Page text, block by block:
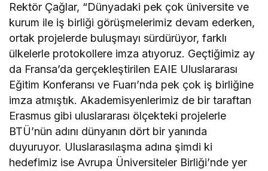
Rektör Çağlar, “Dünyadaki pek çok üniversite ve
kurum ile iş birliği görüşmelerimiz devam ederken,
ortak projelerde buluşmayı sürdürüyor, farklı
ülkelerle protokollere imza atıyoruz. Geçtiğimiz ay
da Fransa’da gerçekleştirilen EAIE Uluslararası
Eğitim Konferansı ve Fuarı’nda pek çok iş birliğine
imza atmıştık. Akademisyenlerimiz de bir taraftan
Erasmus gibi uluslararası ölçekteki projelerle
BTÜ’nün adını dünyanın dört bir yanında
duyuruyor. Uluslarasılaşma adına şimdi ki
hedefimiz ise Avrupa Üniversiteler Birliği’nde yer